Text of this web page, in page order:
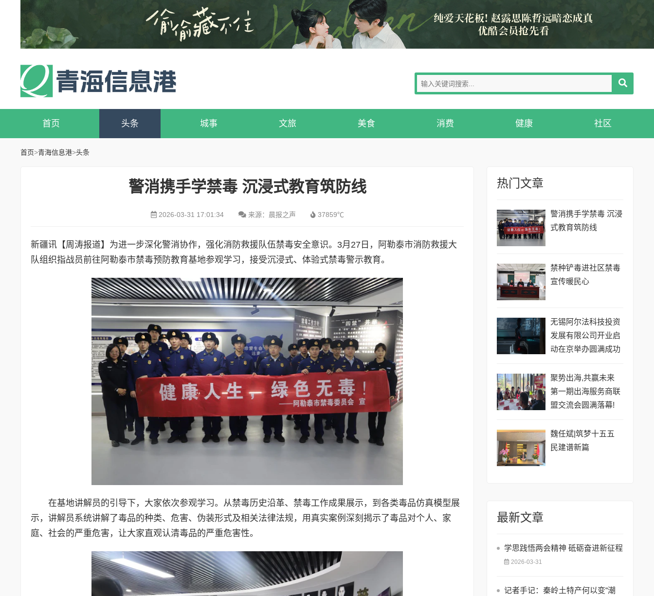
首页 头条 城事 文旅 美食 消费 健康 社区
首页>青海信息港>头条
警消携手学禁毒 沉浸式教育筑防线
2026-03-31 17:01:34 来源：晨报之声 37859℃
新疆讯【周涛报道】为进一步深化警消协作，强化消防救援队伍禁毒安全意识。3月27日，阿勒泰市消防救援大
队组织指战员前往阿勒泰市禁毒预防教育基地参观学习，接受沉浸式、体验式禁毒警示教育。
在基地讲解员的引导下，大家依次参观学习。从禁毒历史沿革、禁毒工作成果展示，到各类毒品仿真模型展
示，讲解员系统讲解了毒品的种类、危害、伪装形式及相关法律法规，用真实案例深刻揭示了毒品对个人、家
庭、社会的严重危害，让大家直观认清毒品的严重危害性。
热门文章
警消携手学禁毒 沉浸
式教育筑防线
禁种铲毒进社区禁毒
宣传暖民心
无锡阿尔法科技投资
发展有限公司开业启
动在京举办圆满成功
聚势出海,共赢未来
第一期出海服务商联
盟交流会圆满落幕!
​魏任斌|筑梦十五五
民建谱新篇
最新文章
学思践悟两会精神 砥砺奋进新征程
2026-03-31
记者手记：秦岭土特产何以变“潮